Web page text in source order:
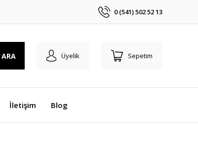
0 (541) 502 52 13
ARA Üyelik Sepetim
İletişim Blog